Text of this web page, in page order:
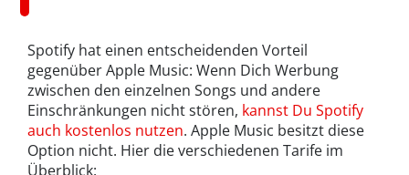
Spotify hat einen entscheidenden Vorteil
gegenüber Apple Music: Wenn Dich Werbung
zwischen den einzelnen Songs und andere
Einschränkungen nicht stören, kannst Du Spotify
auch kostenlos nutzen. Apple Music besitzt diese
Option nicht. Hier die verschiedenen Tarife im
Überblick: